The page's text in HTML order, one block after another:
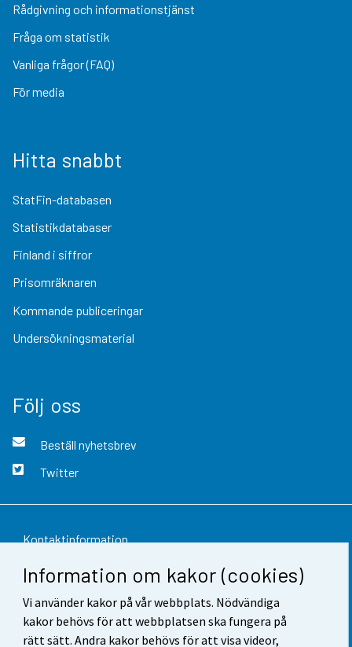
Information om kakor (cookies)
Vi använder kakor på vår webbplats. Nödvändiga
kakor behövs för att webbplatsen ska fungera på
rätt sätt. Andra kakor behövs för att visa videor,
Rådgivning och informationstjänst
Fråga om statistik
Vanliga frågor (FAQ)
För media
Hitta snabbt
StatFin-databasen
Statistikdatabaser
Finland i siffror
Prisomräknaren
Kommande publiceringar
Undersökningsmaterial
Följ oss
Beställ nyhetsbrev
Twitter
Kontaktinformation
Respons
Användarvillkor
Dataskydd